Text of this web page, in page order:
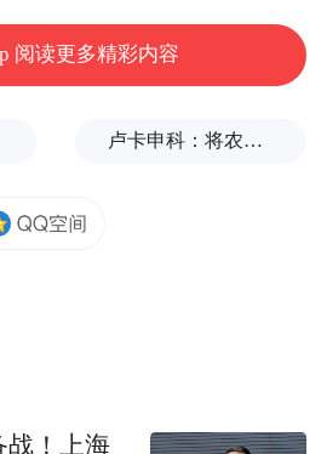
阅读更多精彩内容
卢卡申科：将农忙季节不好好干活的人都发配边疆充军！
战！上海